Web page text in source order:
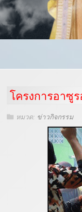
โครงการอาซู
หมวด: ข่าวกิจกรรม